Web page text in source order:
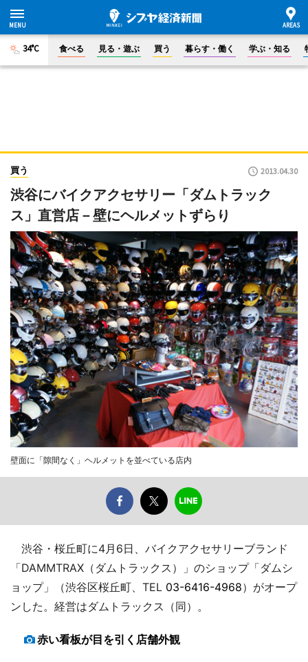
34°C 食べる 見る・遊ぶ 買う 暮らす・働く 学ぶ・知る
買う 2013.04.30
渋谷にバイクアクセサリー「ダムトラック
ス」直営店－壁にヘルメットずらり
壁面に「隙間なく」ヘルメットを並べている店内
渋谷・桜丘町に4月6日、バイクアクセサリーブランド
「DAMMTRAX（ダムトラックス）」のショップ「ダムシ
ョップ」（渋谷区桜丘町、TEL 03-6416-4968）がオープ
ンした。経営はダムトラックス（同）。
赤い看板が目を引く店舗外観